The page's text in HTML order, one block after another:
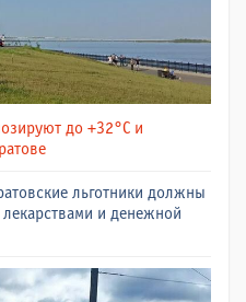
до +32°C и
льготники должны
и денежной